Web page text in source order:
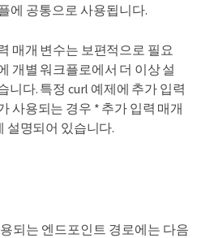
에 공통으로 사용됩니다.
매개 변수는 보편적으로 필요
개별 워크플로에서 더 이상 설
니다. 특정 curl 예제에 추가 입력
사용되는 경우 * 추가 입력 매개
설명되어 있습니다.
되는 엔드포인트 경로에는 다음